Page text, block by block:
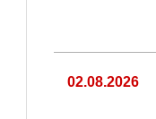
02.08.2026